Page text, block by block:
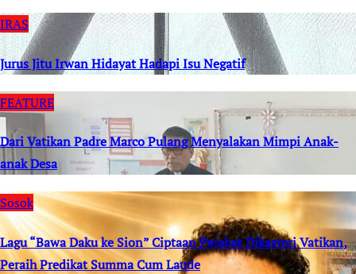
IRAS
Jurus Jitu Irwan Hidayat Hadapi Isu Negatif
FEATURE
Dari Vatikan Padre Marco Pulang Menyalakan Mimpi Anak-
anak Desa
Sosok
Lagu “Bawa Daku ke Sion” Ciptaan Pejabat Dikasteri Vatikan,
Peraih Predikat Summa Cum Laude